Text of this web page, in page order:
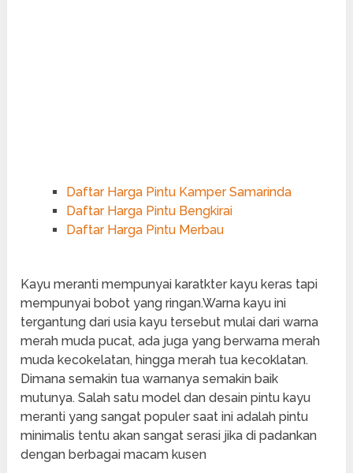
Daftar Harga Pintu Kamper Samarinda
Daftar Harga Pintu Bengkirai
Daftar Harga Pintu Merbau
Kayu meranti mempunyai karatkter kayu keras tapi
mempunyai bobot yang ringan.Warna kayu ini
tergantung dari usia kayu tersebut mulai dari warna
merah muda pucat, ada juga yang berwarna merah
muda kecokelatan, hingga merah tua kecoklatan.
Dimana semakin tua warnanya semakin baik
mutunya. Salah satu model dan desain pintu kayu
meranti yang sangat populer saat ini adalah pintu
minimalis tentu akan sangat serasi jika di padankan
dengan berbagai macam kusen